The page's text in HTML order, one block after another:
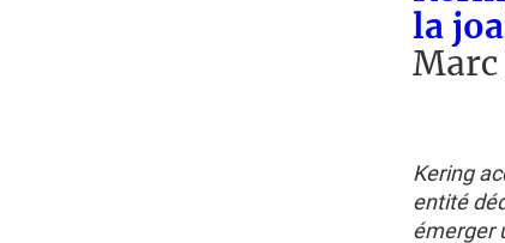
la
Kering
entité
émerger